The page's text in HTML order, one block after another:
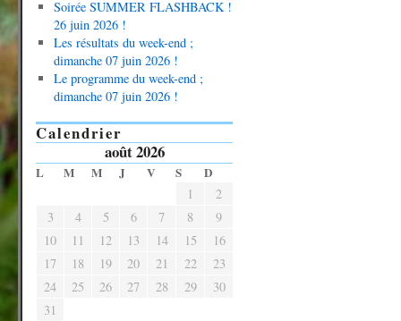
Soirée SUMMER FLASHBACK !
26 juin 2026 !
Les résultats du week-end ;
dimanche 07 juin 2026 !
Le programme du week-end ;
dimanche 07 juin 2026 !
Calendrier
août 2026
L M M J V S D
1
2
3
4 5 6 7 8
9
10
11 12 13 14 15
16
17
18 19 20 21 22
23
24
25 26 27 28 29
30
31